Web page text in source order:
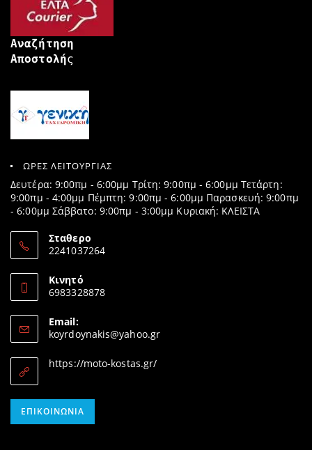
Αναζήτηση
Αποστολής
ΩΡΕΣ ΛΕΙΤΟΥΡΓΙΑΣ
Δευτέρα: 9:00πμ - 6:00μμ Τρίτη: 9:00πμ - 6:00μμ Τετάρτη:
9:00πμ - 4:00μμ Πέμπτη: 9:00πμ - 6:00μμ Παρασκευή: 9:00πμ
- 6:00μμ Σάββατο: 9:00πμ - 3:00μμ Κυριακή: ΚΛΕΙΣΤΑ
Σταθερο
2241037264
in
your
Κινητό
6983328878
in
your
application
Email:
koyrdoynakis@yahoo.grOpens
https://moto-kostas.gr/
ΕΠΙΚΟΙΝΩΝΊΑ